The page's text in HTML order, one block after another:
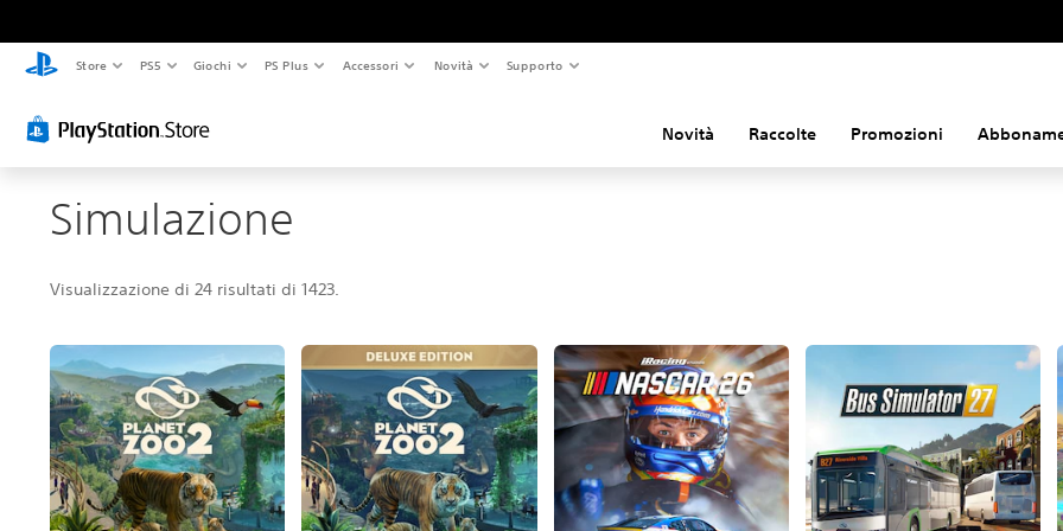
Store PS5 Giochi PS Plus Accessori Novità Supporto
Novità Raccolte Promozioni
Simulazione
Visualizzazione di 24 risultati di 1423.